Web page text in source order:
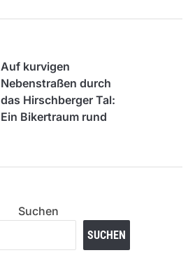
Auf kurvigen
Nebenstraßen durch
das Hirschberger Tal:
Ein Bikertraum rund
Suchen
SUCHEN